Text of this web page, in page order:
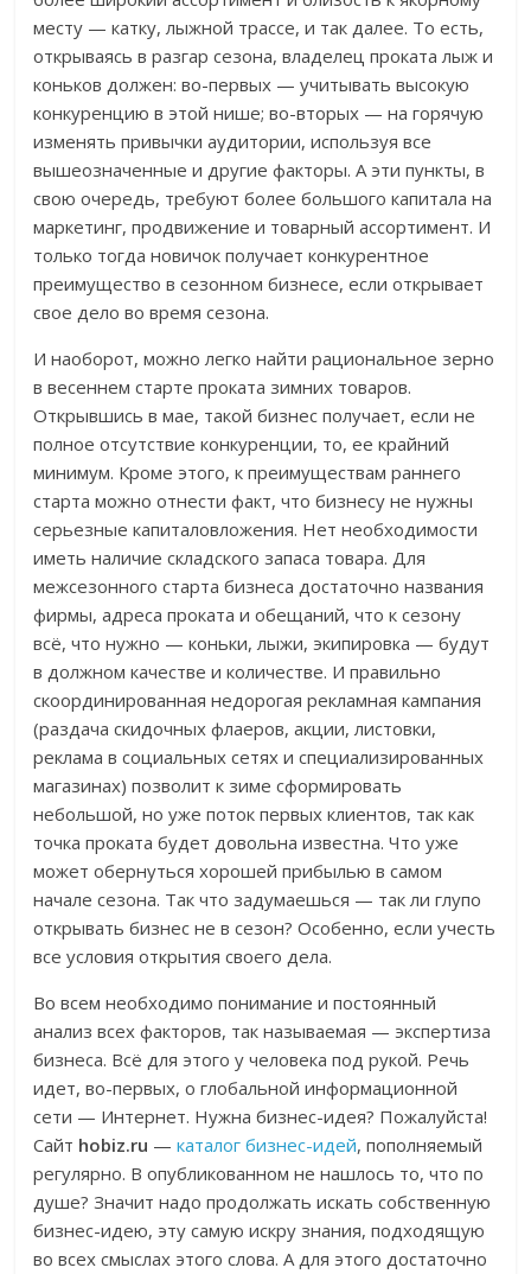
месту — катку, лыжной трассе, и так далее. То есть,
открываясь в разгар сезона, владелец проката лыж и
коньков должен: во-первых — учитывать высокую
конкуренцию в этой нише; во-вторых — на горячую
изменять привычки аудитории, используя все
вышеозначенные и другие факторы. А эти пункты, в
свою очередь, требуют более большого капитала на
маркетинг, продвижение и товарный ассортимент. И
только тогда новичок получает конкурентное
преимущество в сезонном бизнесе, если открывает
свое дело во время сезона.
И наоборот, можно легко найти рациональное зерно
в весеннем старте проката зимних товаров.
Открывшись в мае, такой бизнес получает, если не
полное отсутствие конкуренции, то, ее крайний
минимум. Кроме этого, к преимуществам раннего
старта можно отнести факт, что бизнесу не нужны
серьезные капиталовложения. Нет необходимости
иметь наличие складского запаса товара. Для
межсезонного старта бизнеса достаточно названия
фирмы, адреса проката и обещаний, что к сезону
всё, что нужно — коньки, лыжи, экипировка — будут
в должном качестве и количестве. И правильно
скоординированная недорогая рекламная кампания
(раздача скидочных флаеров, акции, листовки,
реклама в социальных сетях и специализированных
магазинах) позволит к зиме сформировать
небольшой, но уже поток первых клиентов, так как
точка проката будет довольна известна. Что уже
может обернуться хорошей прибылью в самом
начале сезона. Так что задумаешься — так ли глупо
открывать бизнес не в сезон? Особенно, если учесть
все условия открытия своего дела.
Во всем необходимо понимание и постоянный
анализ всех факторов, так называемая — экспертиза
бизнеса. Всё для этого у человека под рукой. Речь
идет, во-первых, о глобальной информационной
сети — Интернет. Нужна бизнес-идея? Пожалуйста!
Сайт hobiz.ru —каталог бизнес-идей, пополняемый
регулярно. В опубликованном не нашлось то, что по
душе? Значит надо продолжать искать собственную
бизнес-идею, эту самую искру знания, подходящую
во всех смыслах этого слова. А для этого достаточно